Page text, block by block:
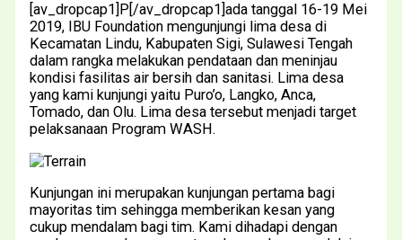
[av_dropcap1]P[/av_dropcap1]ada tanggal 16-19 Mei
2019, IBU Foundation mengunjungi lima desa di
Kecamatan Lindu, Kabupaten Sigi, Sulawesi Tengah
dalam rangka melakukan pendataan dan meninjau
kondisi fasilitas air bersih dan sanitasi. Lima desa
yang kami kunjungi yaitu Puro’o, Langko, Anca,
Tomado, dan Olu. Lima desa tersebut menjadi target
pelaksanaan Program WASH.
Kunjungan ini merupakan kunjungan pertama bagi
mayoritas tim sehingga memberikan kesan yang
cukup mendalam bagi tim. Kami dihadapi dengan